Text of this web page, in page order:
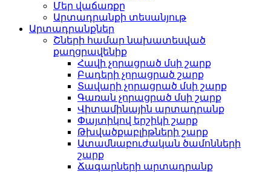
Մեր վաճառքը
Արտադրանքի տեսանյութ
Արտադրանքներ
Շների համար նախատեսված
քաղցրավենիք
Հավի չորացրած մսի շարք
Բադերի չորացրած շարք
Տավարի չորացրած մսի շարք
Գառան չորացրած մսի շարք
Վիտամինային արտադրանք
Փայտիկով երշիկի շարք
Թխվածքաբլիթների շարք
Ատամնաբուժական ծամոնների
շարք
Ճագարների արտադրանք